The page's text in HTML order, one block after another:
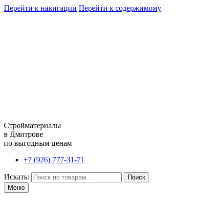
Перейти к навигации Перейти к содержимому
Стройматериалы
в Дмитрове
по выгодным ценам
+7 (926) 777-31-71
Искать:
Поиск
Меню